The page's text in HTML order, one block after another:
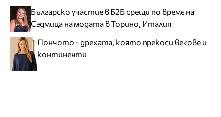
Българско участие в Б2Б срещи по време на
Седмица на модата в Торино, Италия
Пончото - дрехата, която прекоси векове и
континенти